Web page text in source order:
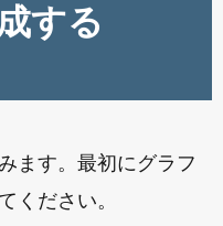
する
ます。最初にグラフ
ください。